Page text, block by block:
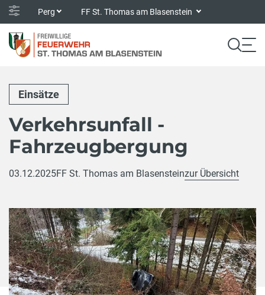
Perg FF St. Thomas am Blasenstein
Einsätze
Verkehrsunfall -
Fahrzeugbergung
03.12.2025FF St. Thomas am Blasensteinzur Übersicht